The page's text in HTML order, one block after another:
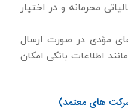
محرمانه و در اختیار
مؤدی در صورت ارسال
اطلاعات بانكی امكان
های معتمد)